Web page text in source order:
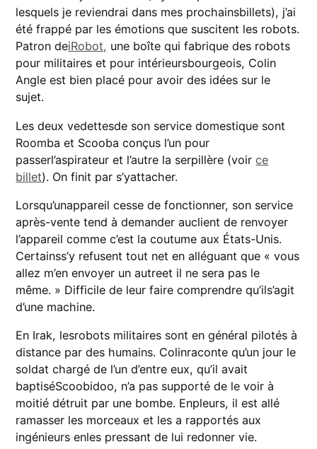
lesquels je reviendrai dans mes prochainsbillets), j’ai
été frappé par les émotions que suscitent les robots.
Patron deiRobot, une boîte qui fabrique des robots
pour militaires et pour intérieursbourgeois, Colin
Angle est bien placé pour avoir des idées sur le
sujet.
Les deux vedettesde son service domestique sont
Roomba et Scooba conçus l’un pour
passerl’aspirateur et l’autre la serpillère (voirce
billet). On finit par s’yattacher.
Lorsqu’unappareil cesse de fonctionner, son service
après-vente tend à demander auclient de renvoyer
l’appareil comme c’est la coutume aux États-Unis.
Certainss’y refusent tout net en alléguant que « vous
allez m’en envoyer un autreet il ne sera pas le
même. » Difficile de leur faire comprendre qu’ils’agit
d’une machine.
En Irak, lesrobots militaires sont en général pilotés à
distance par des humains. Colinraconte qu’un jour le
soldat chargé de l’un d’entre eux, qu’il avait
baptiséScoobidoo, n’a pas supporté de le voir à
moitié détruit par une bombe. Enpleurs, il est allé
ramasser les morceaux et les a rapportés aux
ingénieurs enles pressant de lui redonner vie.